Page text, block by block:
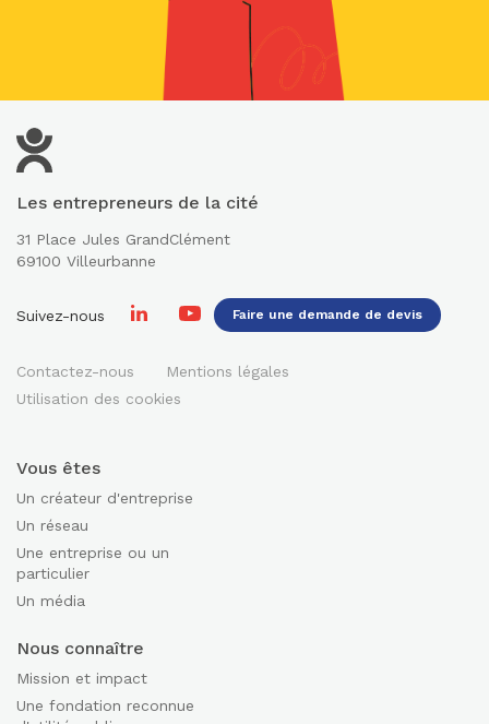
Les entrepreneurs de la cité
31 Place Jules GrandClément
69100 Villeurbanne
Suivez-nous Faire une demande de devis
Vous êtes
Un créateur d'entreprise
Un réseau
Une entreprise ou un
particulier
Un média
Nous connaître
Mission et impact
Une fondation reconnue
Contactez-nous
Mentions légales
Utilisation des cookies